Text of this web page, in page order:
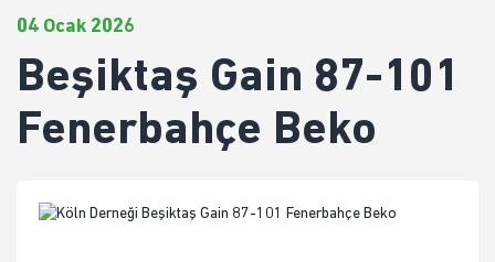
04 Ocak 2026
Beşiktaş Gain 87-101
Fenerbahçe Beko